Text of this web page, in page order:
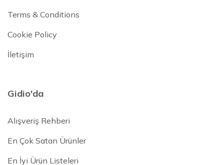
Terms & Conditions
Cookie Policy
İletişim
Gidio'da
Alışveriş Rehberi
En Çok Satan Ürünler
En İyi Ürün Listeleri